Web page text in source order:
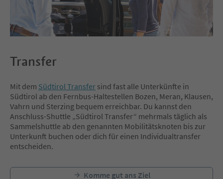
Transfer
Mit dem Südtirol Transfer sind fast alle Unterkünfte in
Südtirol ab den Fernbus-Haltestellen Bozen, Meran, Klausen,
Vahrn und Sterzing bequem erreichbar. Du kannst den
Anschluss-Shuttle „Südtirol Transfer“ mehrmals täglich als
Sammelshuttle ab den genannten Mobilitätsknoten bis zur
Unterkunft buchen oder dich für einen Individualtransfer
entscheiden.
Komme gut ans Ziel